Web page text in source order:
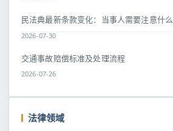
民法典最新条款变化：当事人需要注意什么
2026-07-30
交通事故赔偿标准及处理流程
2026-07-26
法律领域